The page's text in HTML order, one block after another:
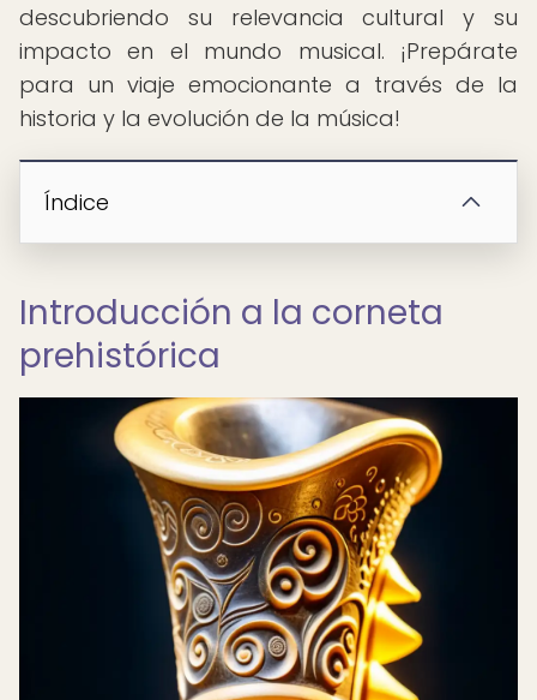
descubriendo su relevancia cultural y su
impacto en el mundo musical. ¡Prepárate
para un viaje emocionante a través de la
historia y la evolución de la música!
Índice
Introducción a la corneta
prehistórica